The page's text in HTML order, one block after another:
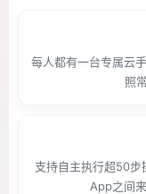
每人都有一台专属云
照
支持自主执行超50
App之间